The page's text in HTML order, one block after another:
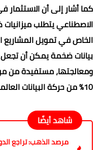
كما أشار إلى أن الاستثمار
الاصطناعي يتطلب
الخاص في تمويل المشاريع
بيانات ضخمة يمكن أن تجعل
ومعالجتها، مستفيدة من
10% من حركة البيانات العالمية عبر الكابلات البحرية.
شاهد أيضًا
مرصد الذهب: تراجع